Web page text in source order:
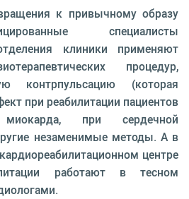
к привычному образу
специалисты
клиники применяют
процедур,
контрпульсацию (которая
при реабилитации пациентов
при сердечной
незаменимые методы. А в
центре
работают в тесном